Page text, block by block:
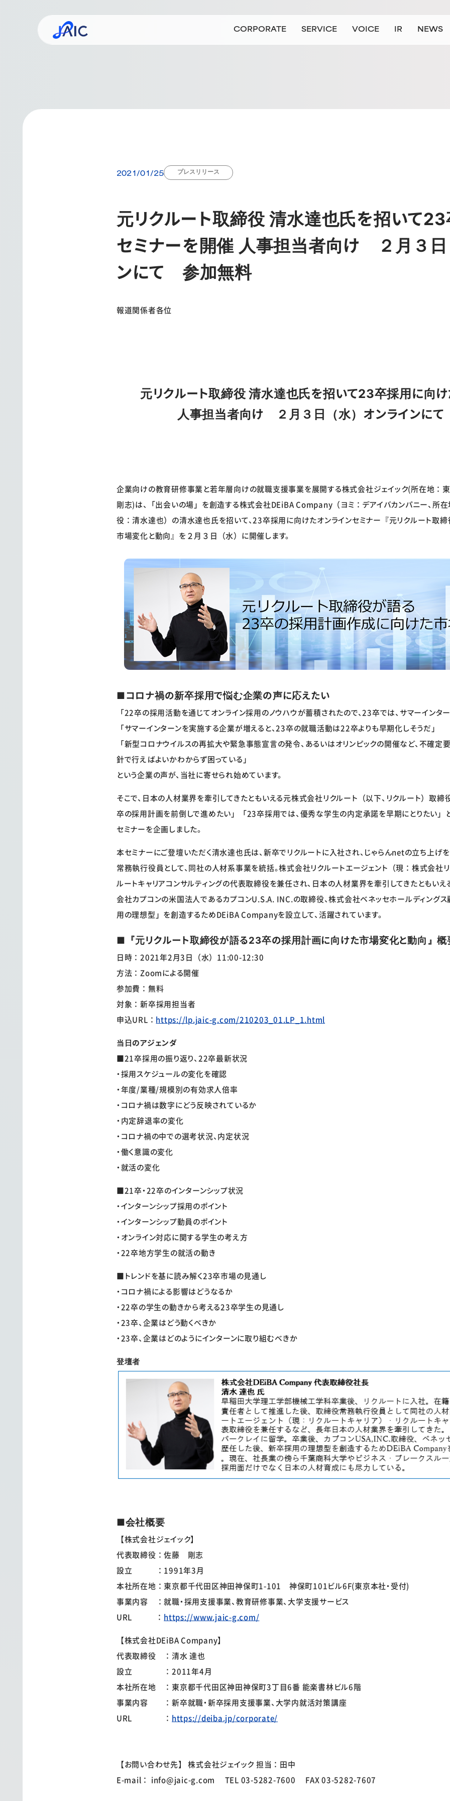
CORPORATE
SERVICE
VOICE
IR
NEWS
2021/01/25 プレスリリース
元リクルート取締役 清水達也氏を招いて
セミナーを開催 人事担当者向け ２月３日
ンにて 参加無料
報道関係者各位
元リクルート取締役 清水達也氏を招いて23卒採用に向
人事担当者向け ２月３日（水）オンラインに
企業向けの教育研修事業と若年層向けの就職支援事業を展開する株式会社ジェイック(所在地：
剛志)は、「出会いの場」を創造する株式会社DEiBA Company（ヨミ：デアイバカンパニー、所
役：清水達也）の清水達也氏を招いて、23卒採用に向けたオンラインセミナー『元リクルート取
市場変化と動向』を２月３日（水）に開催します。
■コロナ禍の新卒採用で悩む企業の声に応えたい
「22卒の採用活動を通じてオンライン採用のノウハウが蓄積されたので、23卒では、サマーインタ
「サマーインターンを実施する企業が増えると、23卒の就職活動は22卒よりも早期化しそうだ」
「新型コロナウイルスの再拡大や緊急事態宣言の発令、あるいはオリンピックの開催など、不確
針で行えばよいかわからず困っている」
という企業の声が、当社に寄せられ始めています。
そこで、日本の人材業界を牽引してきたともいえる元株式会社リクルート（以下、リクルート）取
卒の採用計画を前倒しで進めたい」「23卒採用では、優秀な学生の内定承諾を早期にとりたい」
セミナーを企画しました。
本セミナーにご登壇いただく清水達也氏は、新卒でリクルートに入社され、じゃらんnetの立ち上げ
常務執行役員として、同社の人材系事業を統括。株式会社リクルートエージェント（現：株式会社
ルートキャリアコンサルティングの代表取締役を兼任され、日本の人材業界を牽引してきたともいえ
会社カプコンの米国法人であるカプコンU.S.A. INC.の取締役、株式会社ベネッセホールディング
用の理想型」を創造するためDEiBA Companyを設立して、活躍されています。
■『元リクルート取締役が語る23卒の採用計画に向けた市場変化と動向』概
日時：2021年2月3日（水）11:00-12:30
方法：Zoomによる開催
参加費：無料
対象：新卒採用担当者
申込URL： https://lp.jaic-g.com/210203_01.LP_1.html
当日のアジェンダ
■21卒採用の振り返り、22卒最新状況
・採用スケジュールの変化を確認
・年度/業種/規模別の有効求人倍率
・コロナ禍は数字にどう反映されているか
・内定辞退率の変化
・コロナ禍の中での選考状況、内定状況
・働く意識の変化
・就活の変化
■21卒・22卒のインターンシップ状況
・インターンシップ採用のポイント
・インターンシップ動員のポイント
・オンライン対応に関する学生の考え方
・22卒地方学生の就活の動き
■トレンドを基に読み解く23卒市場の見通し
・コロナ禍による影響はどうなるか
・22卒の学生の動きから考える23卒学生の見通し
・23卒、企業はどう動くべきか
・23卒、企業はどのようにインターンに取り組むべきか
登壇者
■会社概要
【株式会社ジェイック】
代表取締役：佐藤 剛志
設立 ：1991年3月
本社所在地：東京都千代田区神田神保町1-101 神保町101ビル6F(東京本社・受付)
事業内容 ：就職・採用支援事業、教育研修事業、大学支援サービス
URL ： https://www.jaic-g.com/
【株式会社DEiBA Company】
代表取締役 ：清水 達也
設立 ：2011年4月
本社所在地 ：東京都千代田区神田神保町3丁目6番 能楽書林ビル6階
事業内容 ：新卒就職・新卒採用支援事業、大学内就活対策講座
URL ： https://deiba.jp/corporate/
【お問い合わせ先】 株式会社ジェイック 担当：田中
E-mail： info@jaic-g.com TEL 03-5282-7600 FAX 03-5282-7607